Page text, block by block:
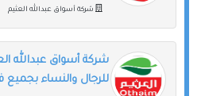
شركة أسواق عبدالله العثيم
شركة أسواق عبدالله
للرجال والنساء بجميع